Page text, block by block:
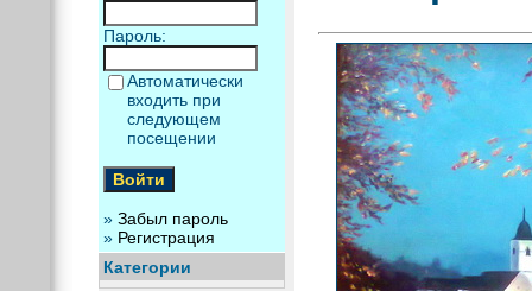
Пароль:
Автоматически
входить при
следующем
посещении
» Забыл пароль
» Регистрация
Категории